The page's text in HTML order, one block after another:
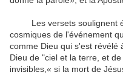
Les versets soulignent
cosmiques de l'événement
comme Dieu qui s'est révélé
Dieu de "ciel et la terre et de
invisibles « si la mort de